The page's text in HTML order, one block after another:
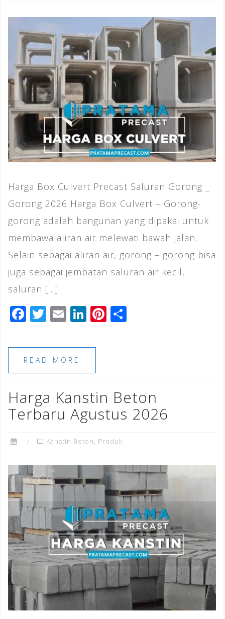
Harga Box Culvert Precast Saluran Gorong _
Gorong 2026 Harga Box Culvert – Gorong-
gorong adalah bangunan yang dipakai untuk
membawa aliran air melewati bawah jalan.
Selain sebagai aliran air, gorong – gorong bisa
juga sebagai jembatan saluran air kecil,
saluran […]
F
c
e
b
o
o
k
T
tt
e
r
E
ai
l
Li
k
dI
n
Pi
st
READ MORE
Harga Kanstin Beton
Terbaru Agustus 2026
Kanstin Beton, Produk